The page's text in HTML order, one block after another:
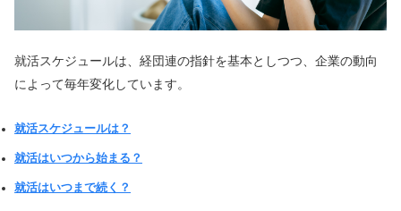
就活スケジュールは、経団連の指針を基本としつつ、企業の動向
によって毎年変化しています。
就活スケジュールは？
就活はいつから始まる？
就活はいつまで続く？